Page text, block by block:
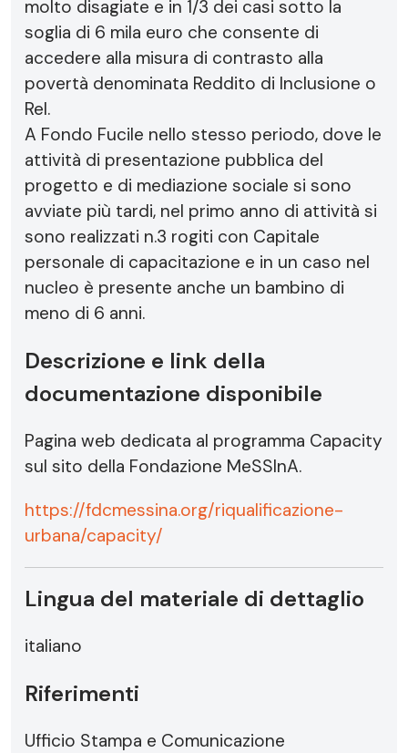
molto disagiate e in 1/3 dei casi sotto la
soglia di 6 mila euro che consente di
accedere alla misura di contrasto alla
povertà denominata Reddito di Inclusione o
ReI.
A Fondo Fucile nello stesso periodo, dove le
attività di presentazione pubblica del
progetto e di mediazione sociale si sono
avviate più tardi, nel primo anno di attività si
sono realizzati n.3 rogiti con Capitale
personale di capacitazione e in un caso nel
nucleo è presente anche un bambino di
meno di 6 anni.
Descrizione e link della
documentazione disponibile
Pagina web dedicata al programma Capacity
sul sito della Fondazione MeSSInA.
https://fdcmessina.org/riqualificazione-
urbana/capacity/
Lingua del materiale di dettaglio
italiano
Riferimenti
Ufficio Stampa e Comunicazione